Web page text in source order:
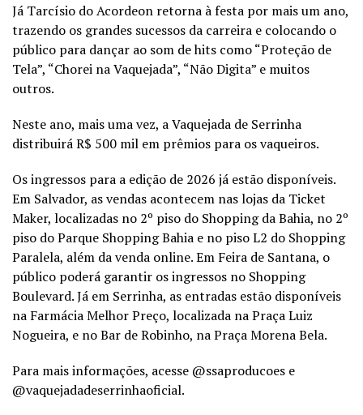
Já Tarcísio do Acordeon retorna à festa por mais um ano,
trazendo os grandes sucessos da carreira e colocando o
público para dançar ao som de hits como “Proteção de
Tela”, “Chorei na Vaquejada”, “Não Digita” e muitos
outros.
Neste ano, mais uma vez, a Vaquejada de Serrinha
distribuirá R$ 500 mil em prêmios para os vaqueiros.
Os ingressos para a edição de 2026 já estão disponíveis.
Em Salvador, as vendas acontecem nas lojas da Ticket
Maker, localizadas no 2º piso do Shopping da Bahia, no 2º
piso do Parque Shopping Bahia e no piso L2 do Shopping
Paralela, além da venda online. Em Feira de Santana, o
público poderá garantir os ingressos no Shopping
Boulevard. Já em Serrinha, as entradas estão disponíveis
na Farmácia Melhor Preço, localizada na Praça Luiz
Nogueira, e no Bar de Robinho, na Praça Morena Bela.
Para mais informações, acesse @ssaproducoes e
@vaquejadadeserrinhaoficial.